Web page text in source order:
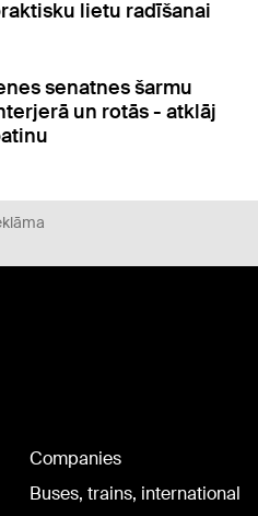
lietu radīšanai
senatnes šarmu
un rotās - atklāj
Companies
Buses, trains, international